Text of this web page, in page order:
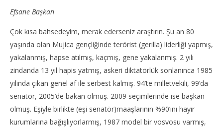
Efsane Başkan
Çok kısa bahsedeyim, merak ederseniz araştırın. Şu an 80
yaşında olan Mujica gençliğinde terörist (gerilla) liderliği yapmış,
yakalanmış, hapse atılmış, kaçmış, gene yakalanmış. 2 yılı
zindanda 13 yıl hapis yatmış, askeri diktatörlük sonlanınca 1985
yılında çıkan genel af ile serbest kalmış. 94’te milletvekili, 99’da
senatör, 2005’de bakan olmuş. 2009 seçimlerinde ise başkan
olmuş. Eşiyle birlikte (eşi senatör)maaşlarının %90’ını hayır
kurumlarına bağışlıyorlarmış, 1987 model bir vosvosu varmış,